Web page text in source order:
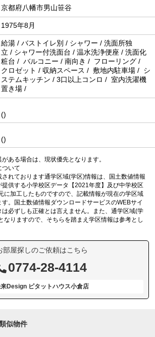
京都府八幡市男山笹谷
1975年8月
給湯 / バストイレ別 / シャワー / 洗面所独
立 / シャワー付洗面台 / 温水洗浄便座 / 洗面化
粧台 / バルコニー / 南向き / フローリング /
クロゼット / 収納スペース / 敷地内駐車場 / シ
ステムキッチン / 3口以上コンロ / 室内洗濯機
置き場 /
()
()
ある場合は、現状優先となります。
いて
れております通学区域(学区)情報は、国土数値情報
供する小学校区データ【2021年度】及び中学校区
に加工したものですので、記載情報が現在の学区域
。国土数値情報ダウンロードサービスのWEBサイ
は必ずしも正確とは言えません。また、通学区域(学
なりますので、そちらを踏まえ学区情報は参考とし
部屋探しのご依頼はこちら
0774-28-4114
Design ピタットハウス小倉店
似物件